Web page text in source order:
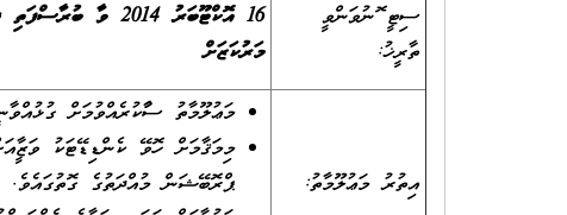
ސިޓީ ފޮނުވަންވީ
ތާރީޚު:
މަރުކަޒަށް
އިތުރު މަޢުލޫމާތު:
މަޢުލޫމާތު ސާފުކުރެއްވުމަށް ގުޅުއްވާނީ 3345157 ނަންބަރު
ޕްރޮބޭޝަން މުއްދަތުގެ ގޮތުގައެވެ.